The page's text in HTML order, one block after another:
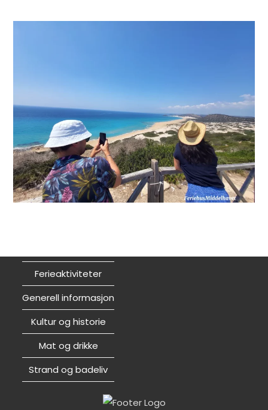
Ferieaktiviteter
Generell informasjon
Kultur og historie
Mat og drikke
Strand og badeliv